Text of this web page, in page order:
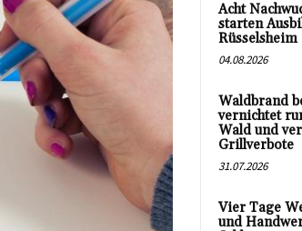
Acht
starten
Rüsselsheim
04.08.2026
Waldbrand
vernichtet
Wald und
Grillverbote
31.07.2026
Vier Tage
und